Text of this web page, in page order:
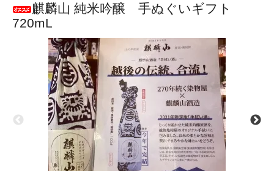
麒麟山 純米吟醸 手ぬぐいギフト
720mL